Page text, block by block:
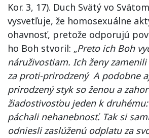
Kor. 3, 17). Duch Svätý vo
vysvetľuje, že homosexuálne
ohavnosť, pretože odporujú
ho Boh stvoril: „Preto ich Boh
náruživostiam. Ich ženy
za proti-prirodzený A podobne
prirodzený styk so ženou a
žiadostivosťou jeden k
páchali nehanebnosť. Tak si
odniesli zaslúženú odplatu za